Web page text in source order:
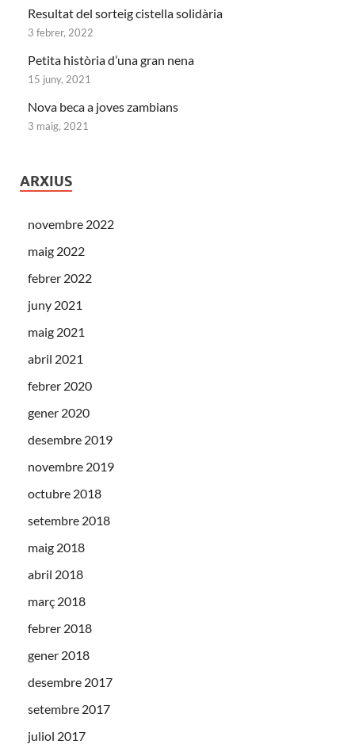
Resultat del sorteig cistella solidària
3 febrer, 2022
Petita història d’una gran nena
15 juny, 2021
Nova beca a joves zambians
3 maig, 2021
ARXIUS
novembre 2022
maig 2022
febrer 2022
juny 2021
maig 2021
abril 2021
febrer 2020
gener 2020
desembre 2019
novembre 2019
octubre 2018
setembre 2018
maig 2018
abril 2018
març 2018
febrer 2018
gener 2018
desembre 2017
setembre 2017
juliol 2017